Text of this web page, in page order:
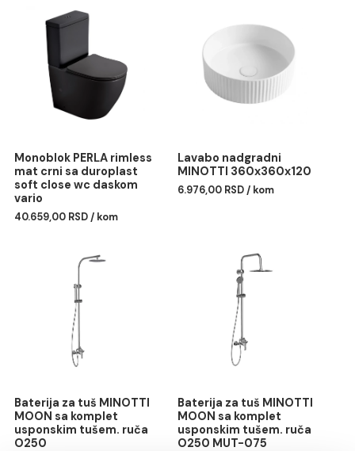
Hemijska i abrazivna sredstva mogu oštetiti telo
baterije.
Povezani proizvodi
Monoblok PERLA rimless
mat crni sa duroplast
soft close wc daskom
40.659,00 RSD / kom
Lavabo nadgradni
MINOTTI 360x360x120
6.976,00 RSD / kom